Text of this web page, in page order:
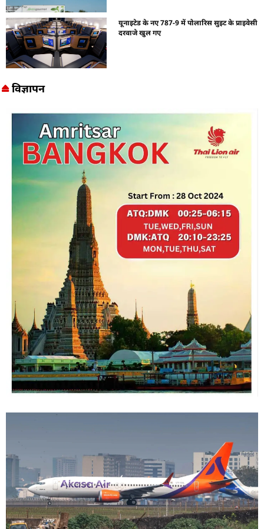
यूनाइटेड के नए 787-9 में पोलारिस सुइट के प्राइवेसी
दरवाजे खुल गए
विज्ञापन